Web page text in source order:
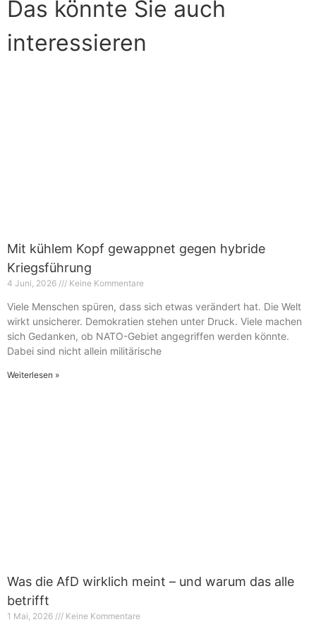
Das könnte Sie auch
interessieren
Mit kühlem Kopf gewappnet gegen hybride
Kriegsführung
4 Juni, 2026 Keine Kommentare
Viele Menschen spüren, dass sich etwas verändert hat. Die Welt
wirkt unsicherer. Demokratien stehen unter Druck. Viele machen
sich Gedanken, ob NATO-Gebiet angegriffen werden könnte.
Dabei sind nicht allein militärische
Weiterlesen »
Was die AfD wirklich meint – und warum das alle
betrifft
1 Mai, 2026 Keine Kommentare